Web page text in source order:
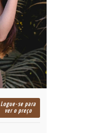
Logue-se para
ver o preço